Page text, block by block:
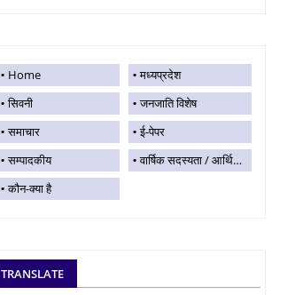
Home
मध्यप्रदेश
सिवनी
जनजाति विशेष
समाचार
ई-पेपर
सम्पादकीय
वार्षिक सदस्यता / आर्थिक सहयोग
कौन-क्या है
TRANSLATE